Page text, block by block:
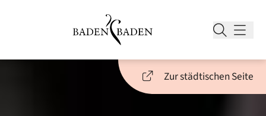
Zur städtischen Seite